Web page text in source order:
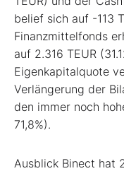
belief sich auf -113
Finanzmittelfonds
auf 2.316 TEUR
Eigenkapitalquote
Verlängerung der
den immer noch
71,8%).
Ausblick Binect hat